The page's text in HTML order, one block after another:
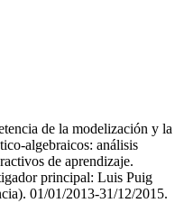
de la modelización y la
algebraicos: análisis
de aprendizaje.
principal: Luis Puig
01/01/2013-31/12/2015.